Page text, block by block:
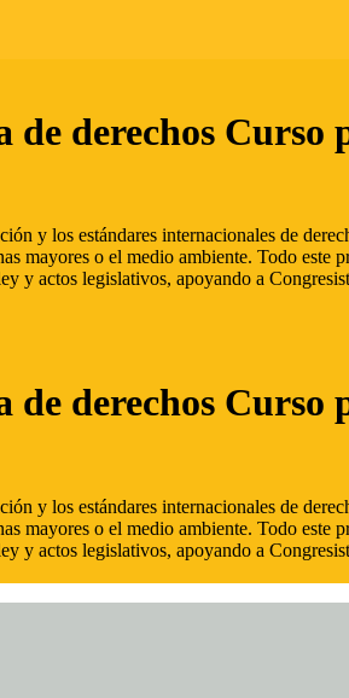
derechos Curso
y los estándares internacionales de
mayores o el medio ambiente. Todo este
y actos legislativos, apoyando a
derechos Curso
y los estándares internacionales de
mayores o el medio ambiente. Todo este
y actos legislativos, apoyando a